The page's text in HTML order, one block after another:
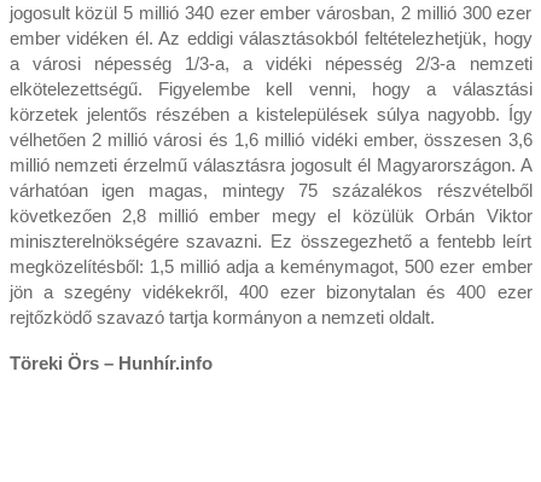
jogosult közül 5 millió 340 ezer ember városban, 2 millió 300 ezer
ember vidéken él. Az eddigi választásokból feltételezhetjük, hogy
a városi népesség 1/3-a, a vidéki népesség 2/3-a nemzeti
elkötelezettségű. Figyelembe kell venni, hogy a választási
körzetek jelentős részében a kistelepülések súlya nagyobb. Így
vélhetően 2 millió városi és 1,6 millió vidéki ember, összesen 3,6
millió nemzeti érzelmű választásra jogosult él Magyarországon. A
várhatóan igen magas, mintegy 75 százalékos részvételből
következően 2,8 millió ember megy el közülük Orbán Viktor
miniszterelnökségére szavazni. Ez összegezhető a fentebb leírt
megközelítésből: 1,5 millió adja a keménymagot, 500 ezer ember
jön a szegény vidékekről, 400 ezer bizonytalan és 400 ezer
rejtőzködő szavazó tartja kormányon a nemzeti oldalt.
Töreki Örs – Hunhír.info